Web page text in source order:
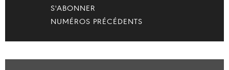
S'ABONNER
NUMÉROS PRÉCÉDENTS